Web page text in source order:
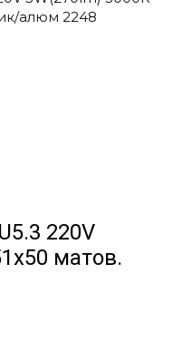
220V
матов.